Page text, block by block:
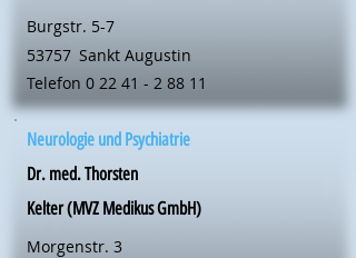
Burgstr. 5-7
53757 Sankt Augustin
Telefon 0 22 41 - 2 88 11
Neurologie und Psychiatrie
Dr. med. Thorsten
Kelter (MVZ Medikus GmbH)
Morgenstr. 3